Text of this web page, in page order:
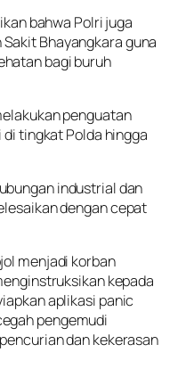
bahwa Polri juga
Bhayangkara guna
bagi buruh
penguatan
tingkat Polda hingga
industrial dan
dengan cepat
menjadi korban
kepada
aplikasi panic
pengemudi
dan kekerasan